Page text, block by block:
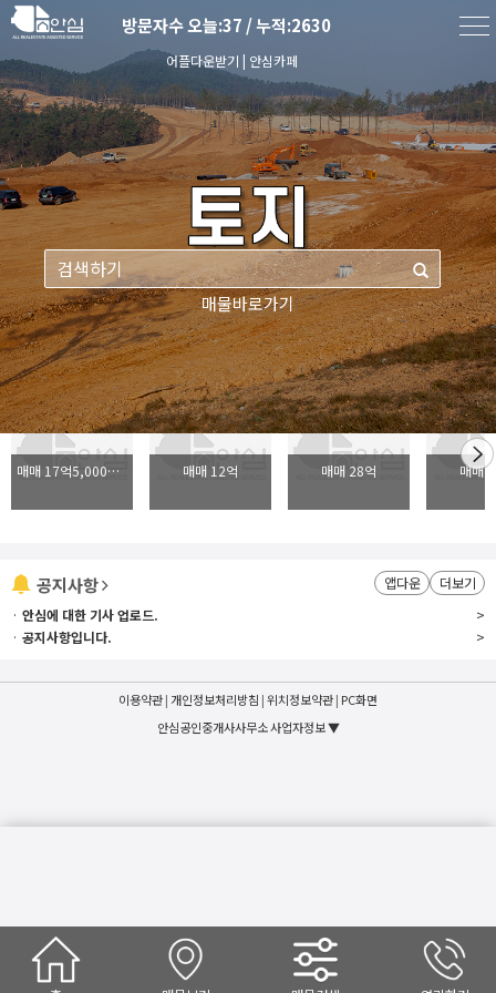
방문자수오늘:37 / 누적:2630
어플다운받기 | 안심카페
매물바로가기
추천매물
매매 17억5,000만원 매매 12억 매매 28억 매매
더보기
앱다운
공지사항
· >
안심에 대한 기사 업로드.
·
>
공지사항입니다.
이용약관|개인정보처리방침 |위치정보약관| PC화면
안심공인중개사사무소 사업자정보 ▼